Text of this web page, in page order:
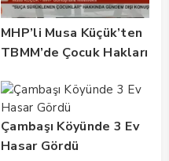
MHP’li Musa Küçük’ten
TBMM’de Çocuk Hakları
Vurgusu
Çambaşı Köyünde 3 Ev
Hasar Gördü